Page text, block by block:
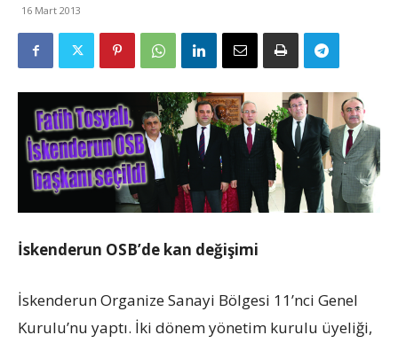
16 Mart 2013
İskenderun OSB’de kan değişimi
İskenderun Organize Sanayi Bölgesi 11’nci Genel
Kurulu’nu yaptı. İki dönem yönetim kurulu üyeliği,